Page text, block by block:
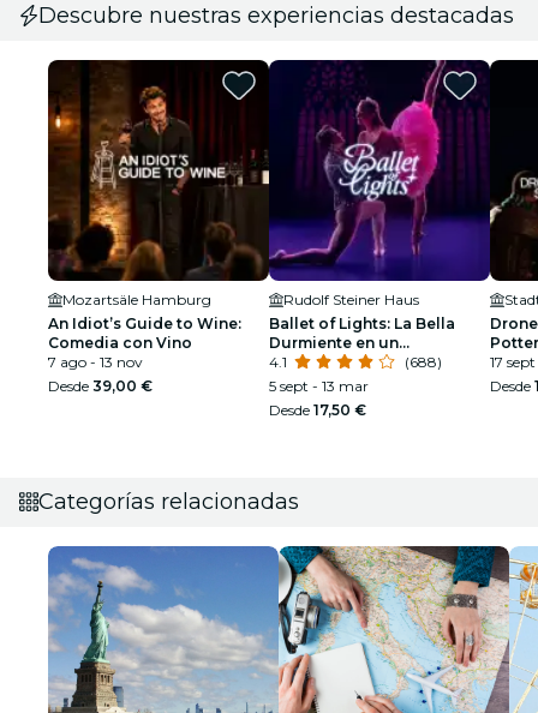
Descubre nuestras experiencias destacadas
Mozartsäle Hamburg
An Idiot’s Guide to Wine:
Comedia con Vino
7 ago - 13 nov
Desde 39,00 €
Rudolf Steiner Haus
Ballet of Lights: La Bella
Durmiente en un
espectáculo deslumbrante
4.1
(688)
5 sept - 13 mar
Desde 17,50 €
17 sept
Desde
Categorías relacionadas